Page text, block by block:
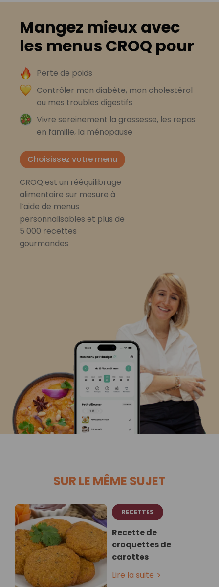
Mangez mieux avec
les menus CROQ pour
Perte de poids
Contrôler mon diabète, mon cholestérol
ou mes troubles digestifs
Vivre sereinement la grossesse, les repas
en famille, la ménopause
Choisissez votre menu
CROQ est un rééquilibrage
alimentaire sur mesure à
l’aide de menus
personnalisables et plus de
5 000 recettes
gourmandes
SUR LE MÊME SUJET
RECETTES
Recette de
croquettes de
carottes
Lire la suite